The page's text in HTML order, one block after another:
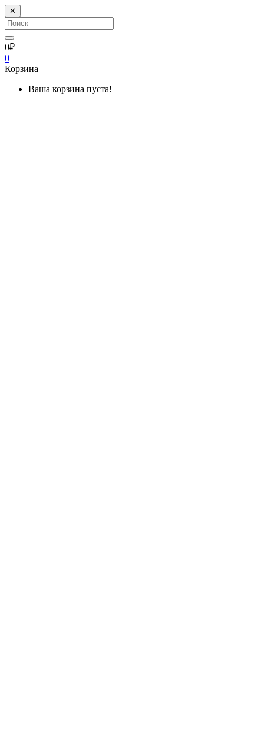
✕
0₽
0
Корзина
Ваша корзина пуста!